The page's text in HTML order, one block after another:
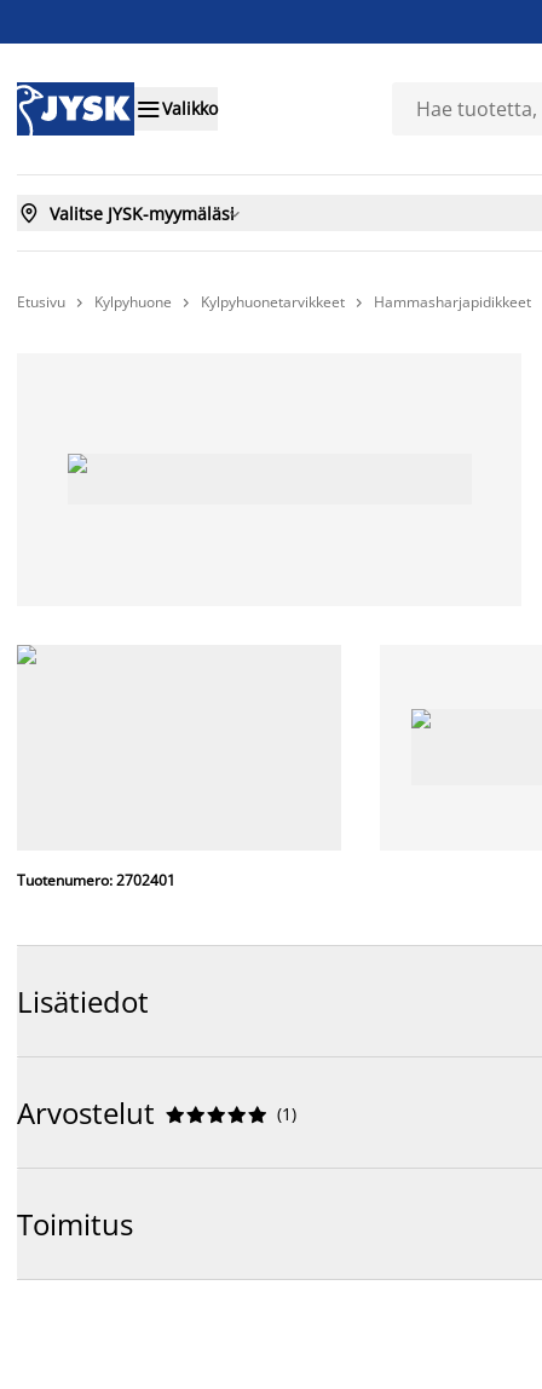
Valikko
 Valitse JYSK-myymäläsi
Etusivu  Kylpyhuone  Kylpyhuonetarvikkeet  Hammasharjapidikkeet
Tuotenumero: 2702401
Lisätiedot
Arvostelut 




 (1)
Toimitus